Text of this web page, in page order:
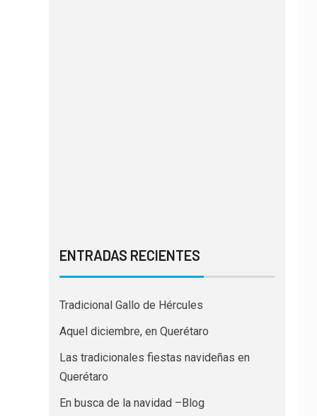
ENTRADAS RECIENTES
Tradicional Gallo de Hércules
Aquel diciembre, en Querétaro
Las tradicionales fiestas navideñas en
Querétaro
En busca de la navidad –Blog